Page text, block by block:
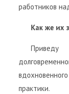
работников
Как же их
Приведу
практики.